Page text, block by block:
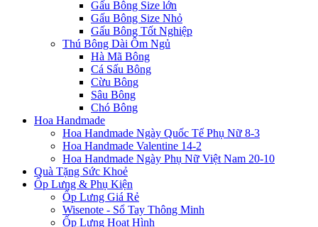
Gấu Bông Size lớn
Gấu Bông Size Nhỏ
Gấu Bông Tốt Nghiệp
Thú Bông Dài Ôm Ngủ
Hà Mã Bông
Cá Sấu Bông
Cừu Bông
Sâu Bông
Chó Bông
Hoa Handmade
Hoa Handmade Ngày Quốc Tế Phụ Nữ 8-3
Hoa Handmade Valentine 14-2
Hoa Handmade Ngày Phụ Nữ Việt Nam 20-10
Quà Tặng Sức Khoẻ
Ốp Lưng & Phụ Kiện
Ốp Lưng Giá Rẻ
Wisenote - Sổ Tay Thông Minh
Ốp Lưng Hoạt Hình